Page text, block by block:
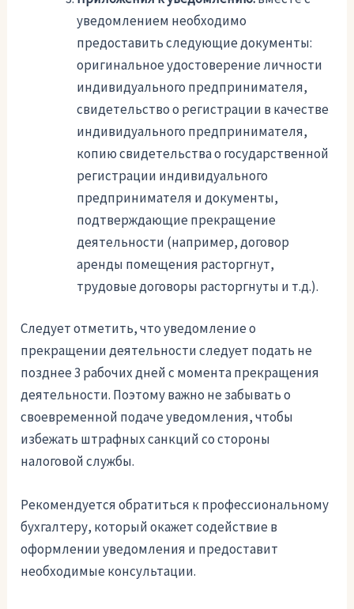
уведомлением необходимо
предоставить следующие документы:
оригинальное удостоверение личности
индивидуального предпринимателя,
свидетельство о регистрации в качестве
индивидуального предпринимателя,
копию свидетельства о государственной
регистрации индивидуального
предпринимателя и документы,
подтверждающие прекращение
деятельности (например, договор
аренды помещения расторгнут,
трудовые договоры расторгнуты и т.д.).
Следует отметить, что уведомление о
прекращении деятельности следует подать не
позднее 3 рабочих дней с момента прекращения
деятельности. Поэтому важно не забывать о
своевременной подаче уведомления, чтобы
избежать штрафных санкций со стороны
налоговой службы.
Рекомендуется обратиться к профессиональному
бухгалтеру, который окажет содействие в
оформлении уведомления и предоставит
необходимые консультации.